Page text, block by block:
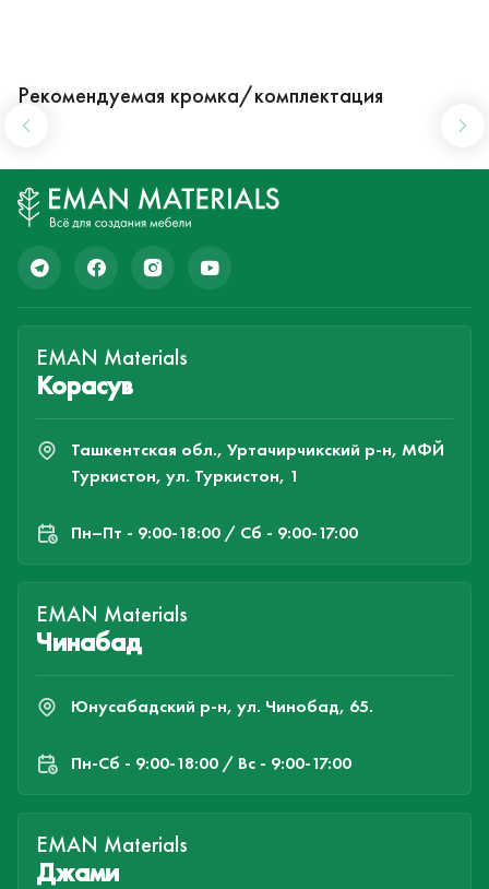
Рекомендуемая кромка/комплектация
EMAN Materials
Корасув
Ташкентская обл., Уртачирчикский р-н, МФЙ
Туркистон, ул. Туркистон, 1
Пн–Пт - 9:00-18:00 / Сб - 9:00-17:00
EMAN Materials
Чинабад
Юнусабадский р-н, ул. Чинобад, 65.
Пн-Cб - 9:00-18:00 / Вс - 9:00-17:00
EMAN Materials
Джами